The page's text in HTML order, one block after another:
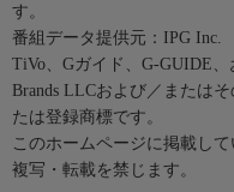
す。
番組データ提供元：IPG Inc.
TiVo、Gガイド、G-GUIDE
Brands LLCおよび／または
たは登録商標です。
このホームページに掲載し
複写・転載を禁じます。